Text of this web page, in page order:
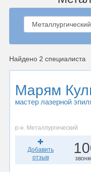
Найдено 2 специалиста
Марям
мастер лазерной
р-н. Металлургический
Добавить
отзыв